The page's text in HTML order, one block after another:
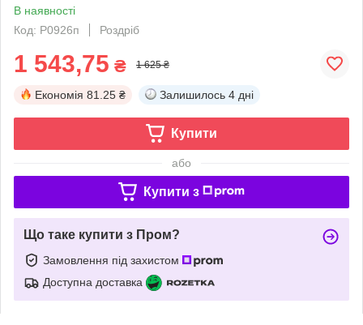
В наявності
Код: P0926п
Роздріб
1 543,75 ₴ 1 625 ₴
Економія 81.25 ₴ Залишилось 4 дні
Купити
або
Купити з
Що таке купити з Пром?
Замовлення під захистом
Доступна доставка